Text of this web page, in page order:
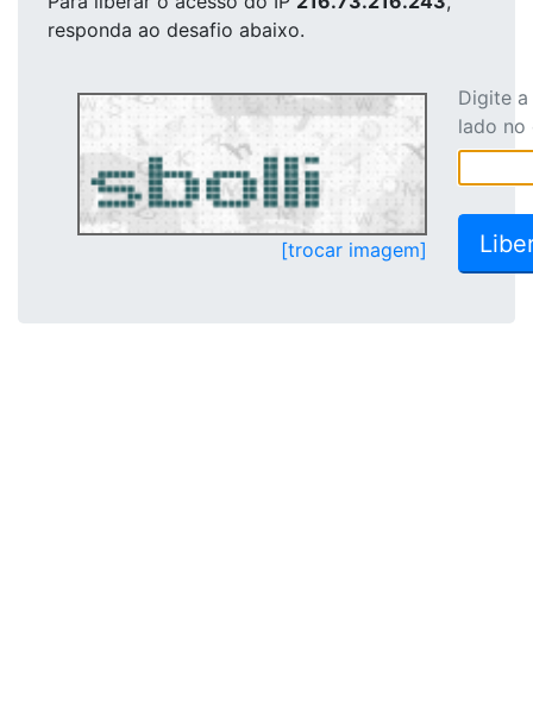
responda ao desafio abaixo.
[trocar imagem]
Digite
lado no